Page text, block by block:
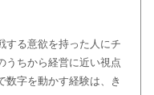
する意欲を持った人にチ
うちから経営に近い視点
数字を動かす経験は、き